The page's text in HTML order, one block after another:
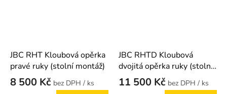
JBC RHT Kloubová opěrka
pravé ruky (stolní montáž)
8 500 Kč
/ ks
JBC RHTD Kloubová
dvojitá opěrka ruky (stolní
montáž)
11 500 Kč
/ ks